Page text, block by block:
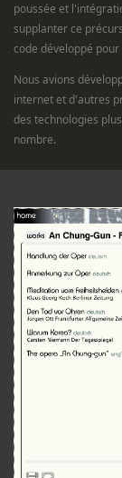
poussée et
supplanter ce
code développé
Nous avions
internet et d'autres
des technologies
nombre.